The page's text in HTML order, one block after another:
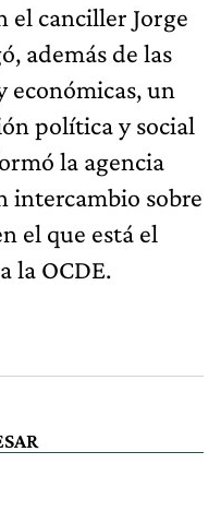
el canciller Jorge
además de las
económicas, un
política y social
la agencia
intercambio sobre
el que está el
la OCDE.